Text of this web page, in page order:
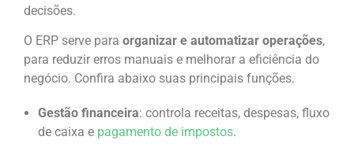
decisões.
O ERP serve para organizar e automatizar operações,
para reduzir erros manuais e melhorar a eficiência do
negócio. Confira abaixo suas principais funções.
Gestão financeira: controla receitas, despesas, fluxo
de caixa e pagamento de impostos.